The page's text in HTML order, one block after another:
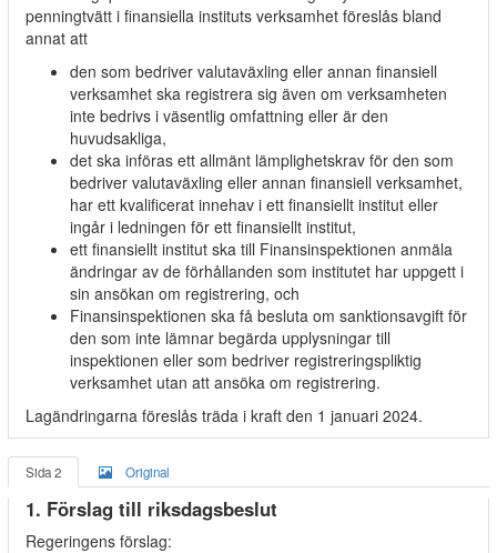
penningtvätt i finansiella instituts verksamhet föreslås bland
annat att
den som bedriver valutaväxling eller annan finansiell
verksamhet ska registrera sig även om verksamheten
inte bedrivs i väsentlig omfattning eller är den
huvudsakliga,
det ska införas ett allmänt lämplighetskrav för den som
bedriver valutaväxling eller annan finansiell verksamhet,
har ett kvalificerat innehav i ett finansiellt institut eller
ingår i ledningen för ett finansiellt institut,
ett finansiellt institut ska till Finansinspektionen anmäla
ändringar av de förhållanden som institutet har uppgett i
sin ansökan om registrering, och
Finansinspektionen ska få besluta om sanktionsavgift för
den som inte lämnar begärda upplysningar till
inspektionen eller som bedriver registreringspliktig
verksamhet utan att ansöka om registrering.
Lagändringarna föreslås träda i kraft den 1 januari 2024.
Sida 2 Original
1. Förslag till riksdagsbeslut
Regeringens förslag: